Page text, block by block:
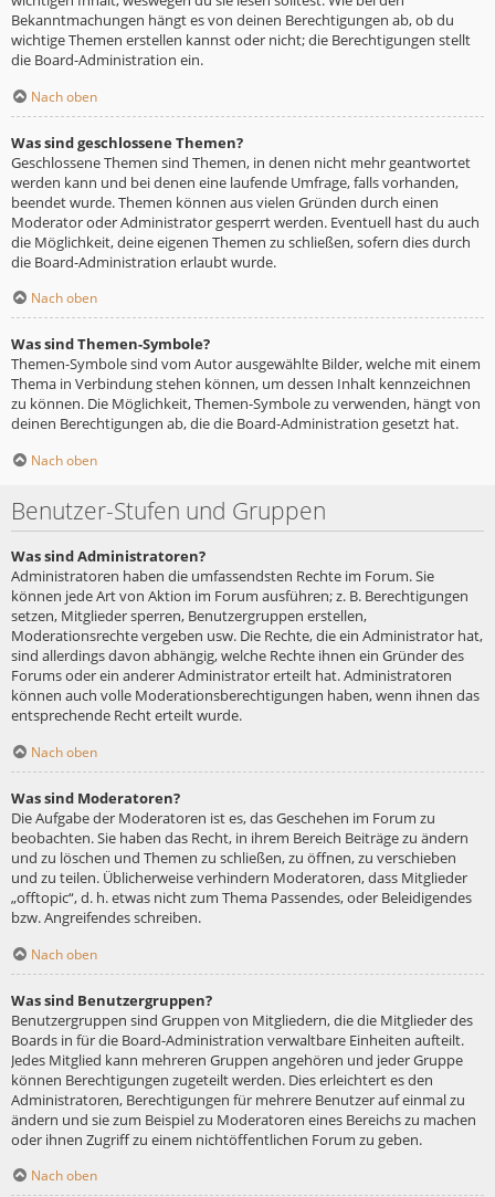
Bekanntmachungen hängt es von deinen Berechtigungen ab, ob du
wichtige Themen erstellen kannst oder nicht; die Berechtigungen stellt
die Board-Administration ein.
Nach oben
Was sind geschlossene Themen?
Geschlossene Themen sind Themen, in denen nicht mehr geantwortet
werden kann und bei denen eine laufende Umfrage, falls vorhanden,
beendet wurde. Themen können aus vielen Gründen durch einen
Moderator oder Administrator gesperrt werden. Eventuell hast du auch
die Möglichkeit, deine eigenen Themen zu schließen, sofern dies durch
die Board-Administration erlaubt wurde.
Nach oben
Was sind Themen-Symbole?
Themen-Symbole sind vom Autor ausgewählte Bilder, welche mit einem
Thema in Verbindung stehen können, um dessen Inhalt kennzeichnen
zu können. Die Möglichkeit, Themen-Symbole zu verwenden, hängt von
deinen Berechtigungen ab, die die Board-Administration gesetzt hat.
Nach oben
Benutzer-Stufen und Gruppen
Was sind Administratoren?
Administratoren haben die umfassendsten Rechte im Forum. Sie
können jede Art von Aktion im Forum ausführen; z. B. Berechtigungen
setzen, Mitglieder sperren, Benutzergruppen erstellen,
Moderationsrechte vergeben usw. Die Rechte, die ein Administrator hat,
sind allerdings davon abhängig, welche Rechte ihnen ein Gründer des
Forums oder ein anderer Administrator erteilt hat. Administratoren
können auch volle Moderationsberechtigungen haben, wenn ihnen das
entsprechende Recht erteilt wurde.
Nach oben
Was sind Moderatoren?
Die Aufgabe der Moderatoren ist es, das Geschehen im Forum zu
beobachten. Sie haben das Recht, in ihrem Bereich Beiträge zu ändern
und zu löschen und Themen zu schließen, zu öffnen, zu verschieben
und zu teilen. Üblicherweise verhindern Moderatoren, dass Mitglieder
„offtopic“, d. h. etwas nicht zum Thema Passendes, oder Beleidigendes
bzw. Angreifendes schreiben.
Nach oben
Was sind Benutzergruppen?
Benutzergruppen sind Gruppen von Mitgliedern, die die Mitglieder des
Boards in für die Board-Administration verwaltbare Einheiten aufteilt.
Jedes Mitglied kann mehreren Gruppen angehören und jeder Gruppe
können Berechtigungen zugeteilt werden. Dies erleichtert es den
Administratoren, Berechtigungen für mehrere Benutzer auf einmal zu
ändern und sie zum Beispiel zu Moderatoren eines Bereichs zu machen
oder ihnen Zugriff zu einem nichtöffentlichen Forum zu geben.
Nach oben